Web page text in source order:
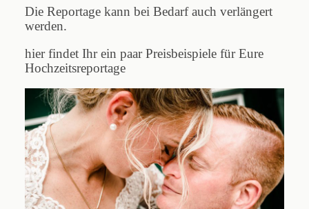
Die Reportage kann bei Bedarf auch verlängert
werden.
hier findet Ihr ein paar Preisbeispiele für Eure
Hochzeitsreportage